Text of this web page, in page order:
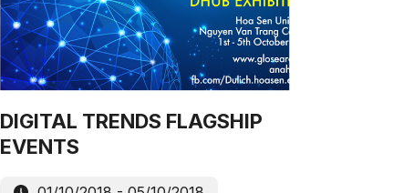
DIGITAL TRENDS FLAGSHIP
EVENTS